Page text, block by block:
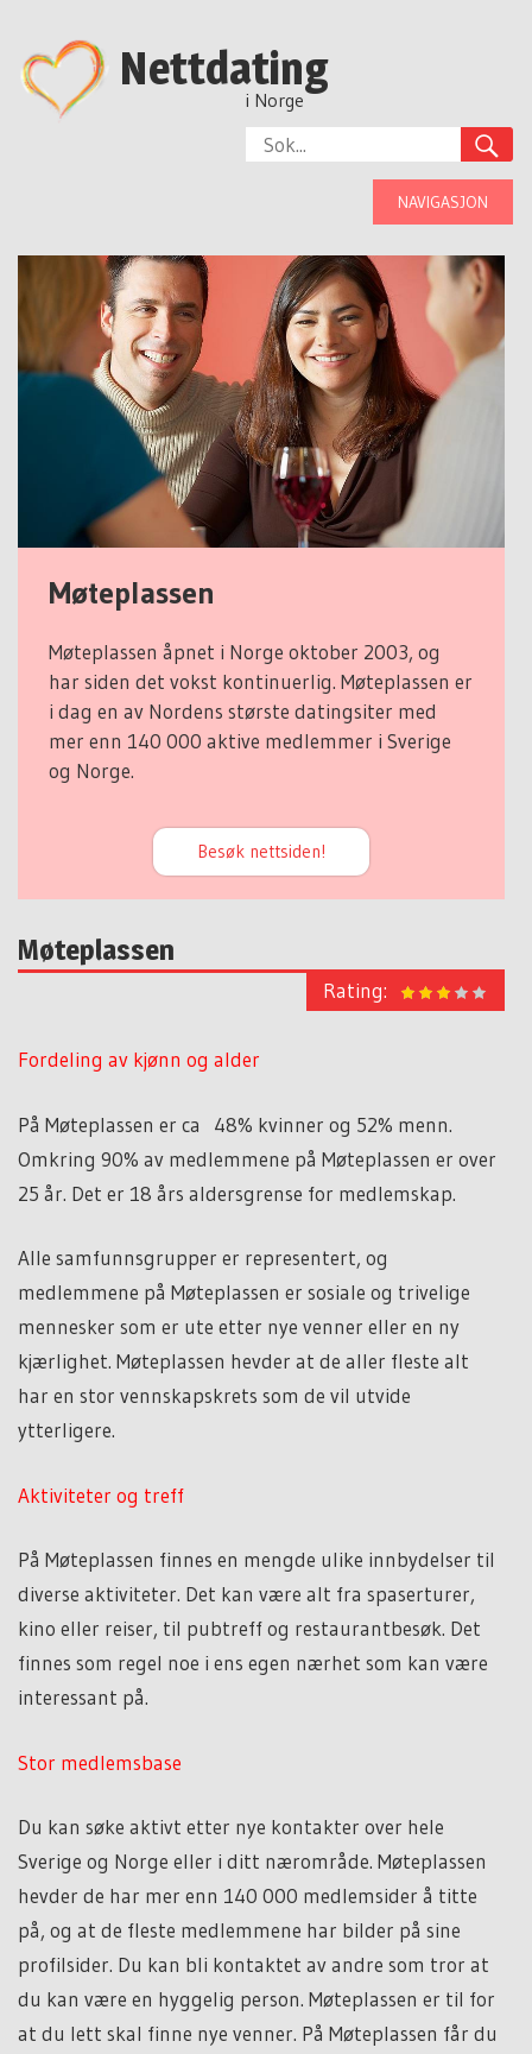
Nettdating
i Norge
NAVIGASJON
Møteplassen
Møteplassen åpnet i Norge oktober 2003, og
har siden det vokst kontinuerlig. Møteplassen er
i dag en av Nordens største datingsiter med
mer enn 140 000 aktive medlemmer i Sverige
og Norge.
Besøk nettsiden!
Møteplassen
Rating:
Fordeling av kjønn og alder
På Møteplassen er ca 48% kvinner og 52% menn.
Omkring 90% av medlemmene på Møteplassen er over
25 år. Det er 18 års aldersgrense for medlemskap.
Alle samfunnsgrupper er representert, og
medlemmene på Møteplassen er sosiale og trivelige
mennesker som er ute etter nye venner eller en ny
kjærlighet. Møteplassen hevder at de aller fleste alt
har en stor vennskapskrets som de vil utvide
ytterligere.
Aktiviteter og treff
På Møteplassen finnes en mengde ulike innbydelser til
diverse aktiviteter. Det kan være alt fra spaserturer,
kino eller reiser, til pubtreff og restaurantbesøk. Det
finnes som regel noe i ens egen nærhet som kan være
interessant på.
Stor medlemsbase
Du kan søke aktivt etter nye kontakter over hele
Sverige og Norge eller i ditt nærområde. Møteplassen
hevder de har mer enn 140 000 medlemsider å titte
på, og at de fleste medlemmene har bilder på sine
profilsider. Du kan bli kontaktet av andre som tror at
du kan være en hyggelig person. Møteplassen er til for
at du lett skal finne nye venner. På Møteplassen får du